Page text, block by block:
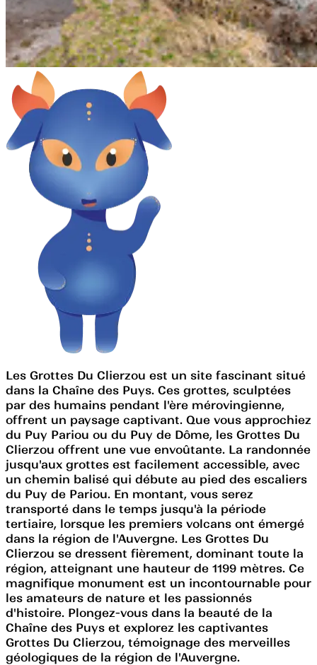
Les Grottes Du Clierzou est un site fascinant situé
dans la Chaîne des Puys. Ces grottes, sculptées
par des humains pendant l'ère mérovingienne,
offrent un paysage captivant. Que vous approchiez
du Puy Pariou ou du Puy de Dôme, les Grottes Du
Clierzou offrent une vue envoûtante. La randonnée
jusqu'aux grottes est facilement accessible, avec
un chemin balisé qui débute au pied des escaliers
du Puy de Pariou. En montant, vous serez
transporté dans le temps jusqu'à la période
tertiaire, lorsque les premiers volcans ont émergé
dans la région de l'Auvergne. Les Grottes Du
Clierzou se dressent fièrement, dominant toute la
région, atteignant une hauteur de 1199 mètres. Ce
magnifique monument est un incontournable pour
les amateurs de nature et les passionnés
d'histoire. Plongez-vous dans la beauté de la
Chaîne des Puys et explorez les captivantes
Grottes Du Clierzou, témoignage des merveilles
géologiques de la région de l'Auvergne.